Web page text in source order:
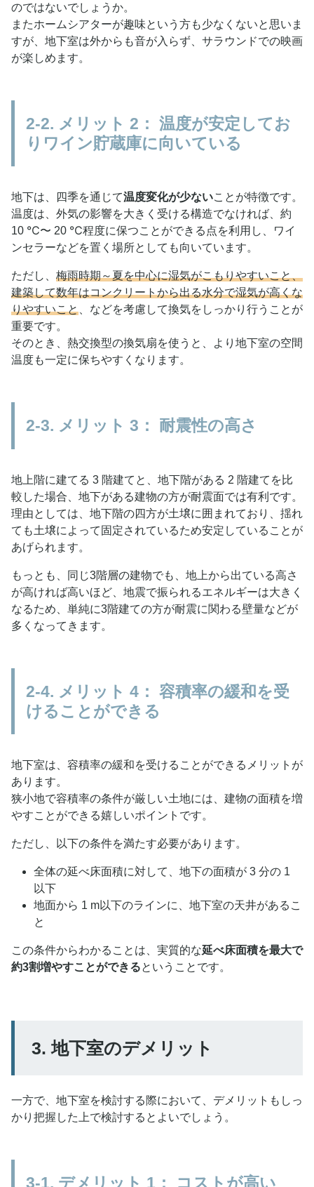
のではないでしょうか。
またホームシアターが趣味という方も少なくないと思いま
すが、地下室は外からも音が入らず、サラウンドでの映画
が楽しめます。
2-2. メリット 2： 温度が安定してお
りワイン貯蔵庫に向いている
地下は、四季を通じて温度変化が少ないことが特徴です。
温度は、外気の影響を大きく受ける構造でなければ、約
10 ℃〜 20 ℃程度に保つことができる点を利用し、ワイ
ンセラーなどを置く場所としても向いています。
ただし、 梅雨時期～夏を中心に湿気がこもりやすいこと、
建築して数年はコンクリートから出る水分で湿気が高くな
りやすいこと 、などを考慮して換気をしっかり行うことが
重要です。
そのとき、熱交換型の換気扇を使うと、より地下室の空間
温度も一定に保ちやすくなります。
2-3. メリット 3： 耐震性の高さ
地上階に建てる 3 階建てと、地下階がある 2 階建てを比
較した場合、地下がある建物の方が耐震面では有利です。
理由としては、地下階の四方が土壌に囲まれており、揺れ
ても土壌によって固定されているため安定していることが
あげられます。
もっとも、同じ3階層の建物でも、地上から出ている高さ
が高ければ高いほど、地震で振られるエネルギーは大きく
なるため、単純に3階建ての方が耐震に関わる壁量などが
多くなってきます。
2-4. メリット 4： 容積率の緩和を受
けることができる
地下室は、容積率の緩和を受けることができるメリットが
あります。
狭小地で容積率の条件が厳しい土地には、建物の面積を増
やすことができる嬉しいポイントです。
ただし、以下の条件を満たす必要があります。
全体の延べ床面積に対して、地下の面積が 3 分の 1
以下
地面から 1 m以下のラインに、地下室の天井があるこ
と
この条件からわかることは、実質的な延べ床面積を最大で
約3割増やすことができるということです。
3. 地下室のデメリット
一方で、地下室を検討する際において、デメリットもしっ
かり把握した上で検討するとよいでしょう。
3-1. デメリット 1： コストが高い